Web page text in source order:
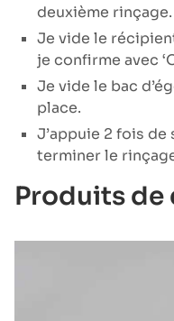
deuxième rinçage.
Je vide le
je confirme avec
Je vide le bac
place.
J’appuie 2 fois de
terminer le
Produits